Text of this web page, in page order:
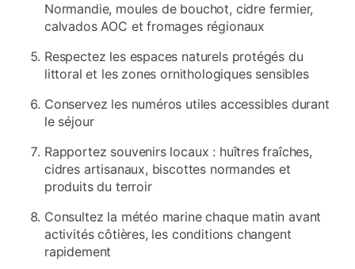
Normandie, moules de bouchot, cidre fermier,
calvados AOC et fromages régionaux
Respectez les espaces naturels protégés du
littoral et les zones ornithologiques sensibles
Conservez les numéros utiles accessibles durant
le séjour
Rapportez souvenirs locaux : huîtres fraîches,
cidres artisanaux, biscottes normandes et
produits du terroir
Consultez la météo marine chaque matin avant
activités côtières, les conditions changent
rapidement